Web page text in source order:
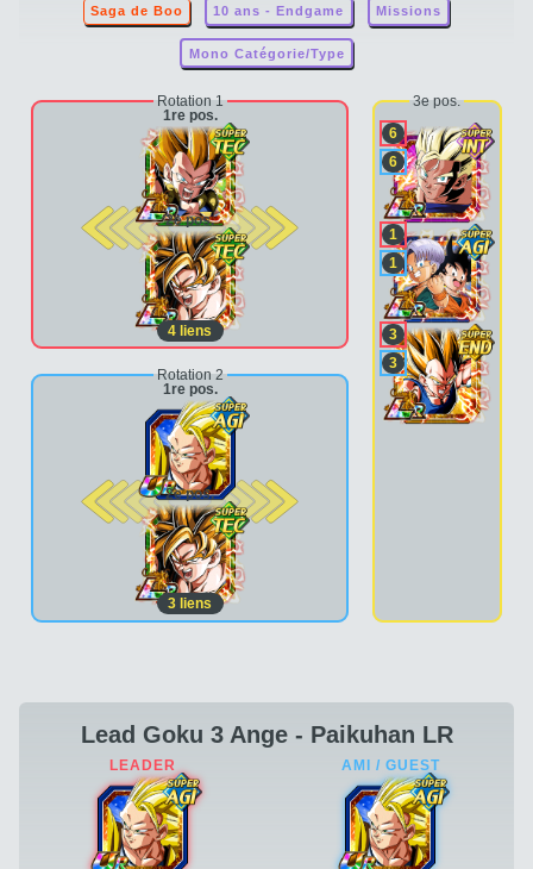
Saga de Boo 10 ans - Endgame Missions
Mono Catégorie/Type
Rotation 1
1re pos.
2e pos.
4 liens
Rotation 2
1re pos.
2e pos.
3 liens
3e pos.
6
6
1
1
3
3
Lead Goku 3 Ange - Paikuhan LR